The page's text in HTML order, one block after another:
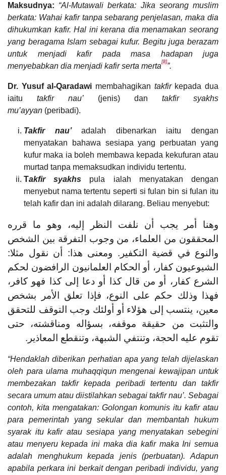
Maksudnya: “Al-Mutawali berkata: Jika seorang muslim
berkata: Wahai kafir tanpa sebarang penjelasan, maka dia
dihukumkan kafir. Hal ini kerana dia menamakan seorang
yang beragama Islam sebagai kufur. Begitu juga berazam
untuk menjadi kafir pada masa hadapan juga
menyebabkan dia menjadi kafir serta merta[8]”.
Dr. Yusuf al-Qaradawi membahagikan takfirkepada dua
iaitu takfir nau’ (jenis) dan takfir syakhs
mu’ayyan (peribadi).
Takfir nau’adalah dibenarkan iaitu dengan
menyatakan bahawa sesiapa yang perbuatan yang
kufur maka ia boleh membawa kepada kekufuran atau
murtad tanpa memaksudkan individu tertentu.
Takfir syakhs pula ialah menyatakan dengan
menyebut nama tertentu seperti si fulan bin si fulan itu
telah kafir dan ini adalah dilarang. Beliau menyebut:
وهنا أمر يجب أن نلفت النظر إليه، وهو ما قرره
المحققون من العلماء، من وجوب التفرقة بين الشخص
والنوع في قضية التكفير. ومعنى هذا: أن نقول مثلا:
الشيوعيون كفار، أو الحكام العلمانيون الرافضون لحكم
الشرع كفار، أو من قال كذا أو دعا إلى كذا فهو كافر،
فهذا وذلك حكم على النوع، فإذا تعلق الأمر بشخص
معين، ينتسب إلى هؤلاء أو أولئك وجب التوقف للتحقق
والتثبت من حقيقة موقفه، بسؤاله ومناقشته، حتى
تقوم عليه الحجة، وتنتفي الشبهة، وتنقطع المعاذير.
“Hendaklah diberikan perhatian apa yang telah dijelaskan
oleh para ulama muhaqqiqun mengenai kewajipan untuk
membezakan takfir kepada peribadi tertentu dan takfir
secara umum atau diistilahkan sebagai takfir nau’. Sebagai
contoh, kita mengatakan: Golongan komunis itu kafir atau
para pemerintah yang sekular dan membantah hukum
syarak itu kafir atau sesiapa yang menyatakan sebegini
atau menyeru kepada ini maka dia kafir maka Ini semua
adalah menghukum kepada jenis (perbuatan). Adapun
apabila perkara ini berkait dengan peribadi individu, yang